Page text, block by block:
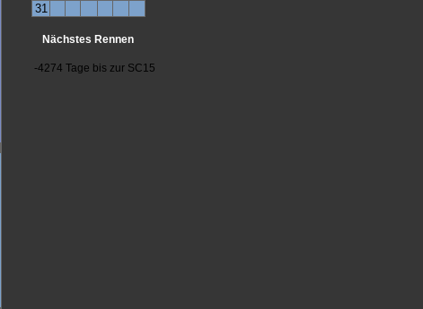
31
Nächstes Rennen
-4274 Tage bis zur SC15